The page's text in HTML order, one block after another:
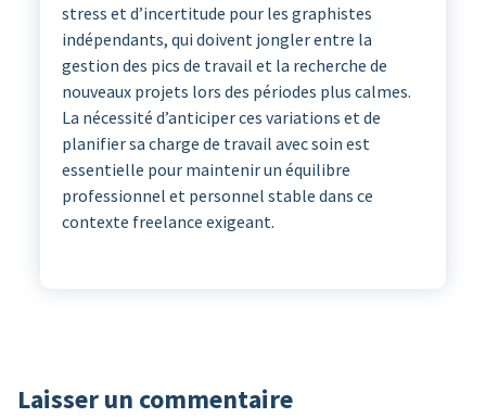
stress et d’incertitude pour les graphistes
indépendants, qui doivent jongler entre la
gestion des pics de travail et la recherche de
nouveaux projets lors des périodes plus calmes.
La nécessité d’anticiper ces variations et de
planifier sa charge de travail avec soin est
essentielle pour maintenir un équilibre
professionnel et personnel stable dans ce
contexte freelance exigeant.
Laisser un commentaire